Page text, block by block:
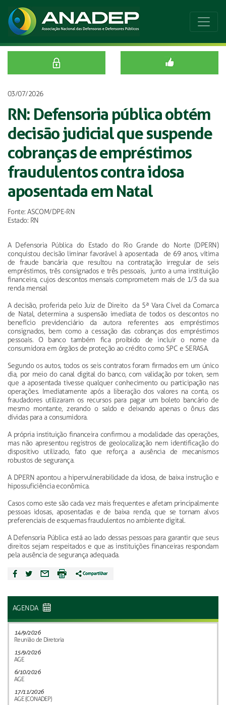
03/07/2026
RN: Defensoria pública obtém
decisão judicial que suspende
cobranças de empréstimos
fraudulentos contra idosa
aposentada em Natal
Fonte: ASCOM/DPE-RN
Estado: RN
A Defensoria Pública do Estado do Rio Grande do Norte (DPERN)
conquistou decisão liminar favorável à aposentada de 69 anos, vítima
de fraude bancária que resultou na contratação irregular de seis
empréstimos, três consignados e três pessoais, junto a uma instituição
financeira, cujos descontos mensais comprometem mais de 1/3 da sua
renda mensal
A decisão, proferida pelo Juiz de Direito da 5ª Vara Cível da Comarca
de Natal, determina a suspensão imediata de todos os descontos no
benefício previdenciário da autora referentes aos empréstimos
consignados, bem como a cessação das cobranças dos empréstimos
pessoais. O banco também fica proibido de incluir o nome da
consumidora em órgãos de proteção ao crédito como SPC e SERASA.
Segundo os autos, todos os seis contratos foram firmados em um único
dia, por meio do canal digital do banco, com validação por token, sem
que a aposentada tivesse qualquer conhecimento ou participação nas
operações. Imediatamente após a liberação dos valores na conta, os
fraudadores utilizaram os recursos para pagar um boleto bancário de
mesmo montante, zerando o saldo e deixando apenas o ônus das
dívidas para a consumidora.
A própria instituição financeira confirmou a modalidade das operações,
mas não apresentou registros de geolocalização nem identificação do
dispositivo utilizado, fato que reforça a ausência de mecanismos
robustos de segurança.
A DPERN apontou a hipervulnerabilidade da idosa, de baixa instrução e
hipossuficiência econômica.
Casos como este são cada vez mais frequentes e afetam principalmente
pessoas idosas, aposentadas e de baixa renda, que se tornam alvos
preferenciais de esquemas fraudulentos no ambiente digital.
A Defensoria Pública está ao lado dessas pessoas para garantir que seus
direitos sejam respeitados e que as instituições financeiras respondam
pela ausência de segurança adequada.
AGENDA
14/9/2026
Reunião de Diretoria
15/9/2026
AGE
6/10/2026
AGE
17/11/2026
AGE (CONADEP)